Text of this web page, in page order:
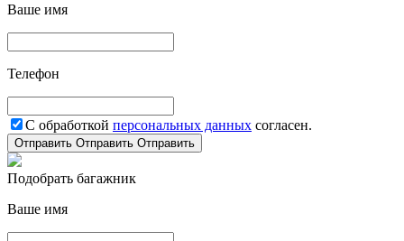
Ваше имя
Телефон
С обработкой персональных данных согласен.
Отправить Отправить Отправить
Подобрать багажник
Ваше имя